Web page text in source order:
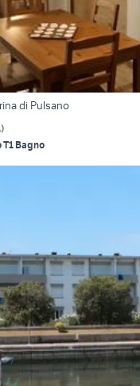
di Pulsano
)
T1 Bagno